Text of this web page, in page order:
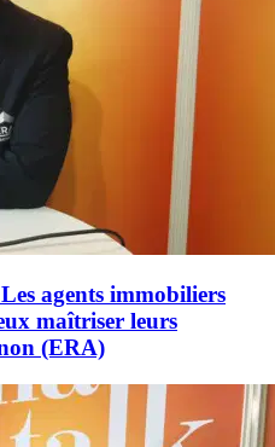
agents immobiliers
maîtriser leurs
(ERA)